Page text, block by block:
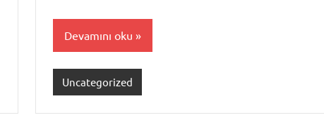
Devamını oku
Uncategorized